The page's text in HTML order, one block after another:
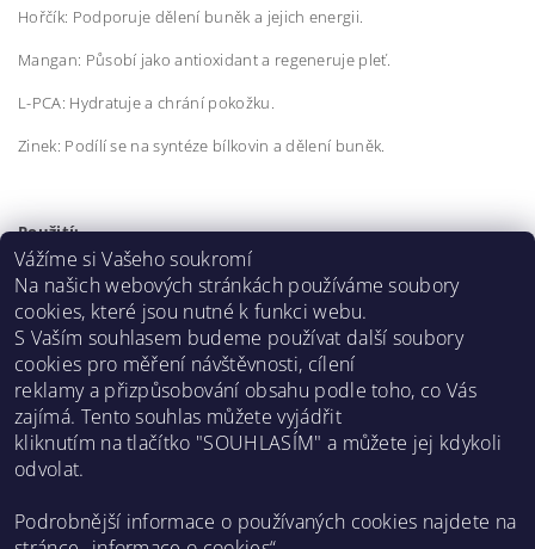
Hořčík: Podporuje dělení buněk a jejich energii.
Mangan: Působí jako antioxidant a regeneruje pleť.
L-PCA: Hydratuje a chrání pokožku.
Zinek: Podílí se na syntéze bílkovin a dělení buněk.
Použití:
Ráno a večer na čistou pleť před aplikací krému.
Buďte první, kdo napíše příspěvek k této položce.
Přidat komentář
Vážíme si Vašeho soukromí
Na našich webových stránkách používáme soubory
cookies, které jsou nutné k funkci webu.
S Vaším souhlasem budeme používat další soubory
cookies pro měření návštěvnosti, cílení
reklamy a přizpůsobování obsahu podle toho, co Vás
zajímá. Tento souhlas můžete vyjádřit
kliknutím na tlačítko "SOUHLASÍM" a můžete jej kdykoli
odvolat.
Podrobnější informace o používaných cookies najdete na